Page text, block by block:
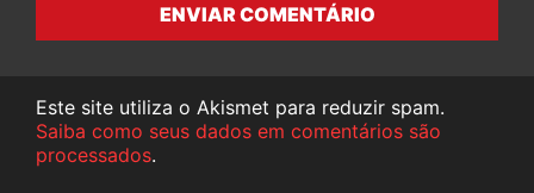
ENVIAR COMENTÁRIO
Este site utiliza o Akismet para reduzir spam.
Saiba como seus dados em comentários são
processados.